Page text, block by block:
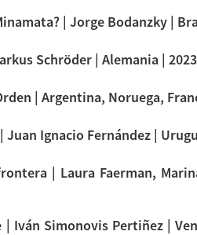
| Jorge Bodanzky |
Schröder | Alemania |
| Argentina, Noruega,
Ignacio Fernández |
| Laura Faerman,
Iván Simonovis Pertiñez |